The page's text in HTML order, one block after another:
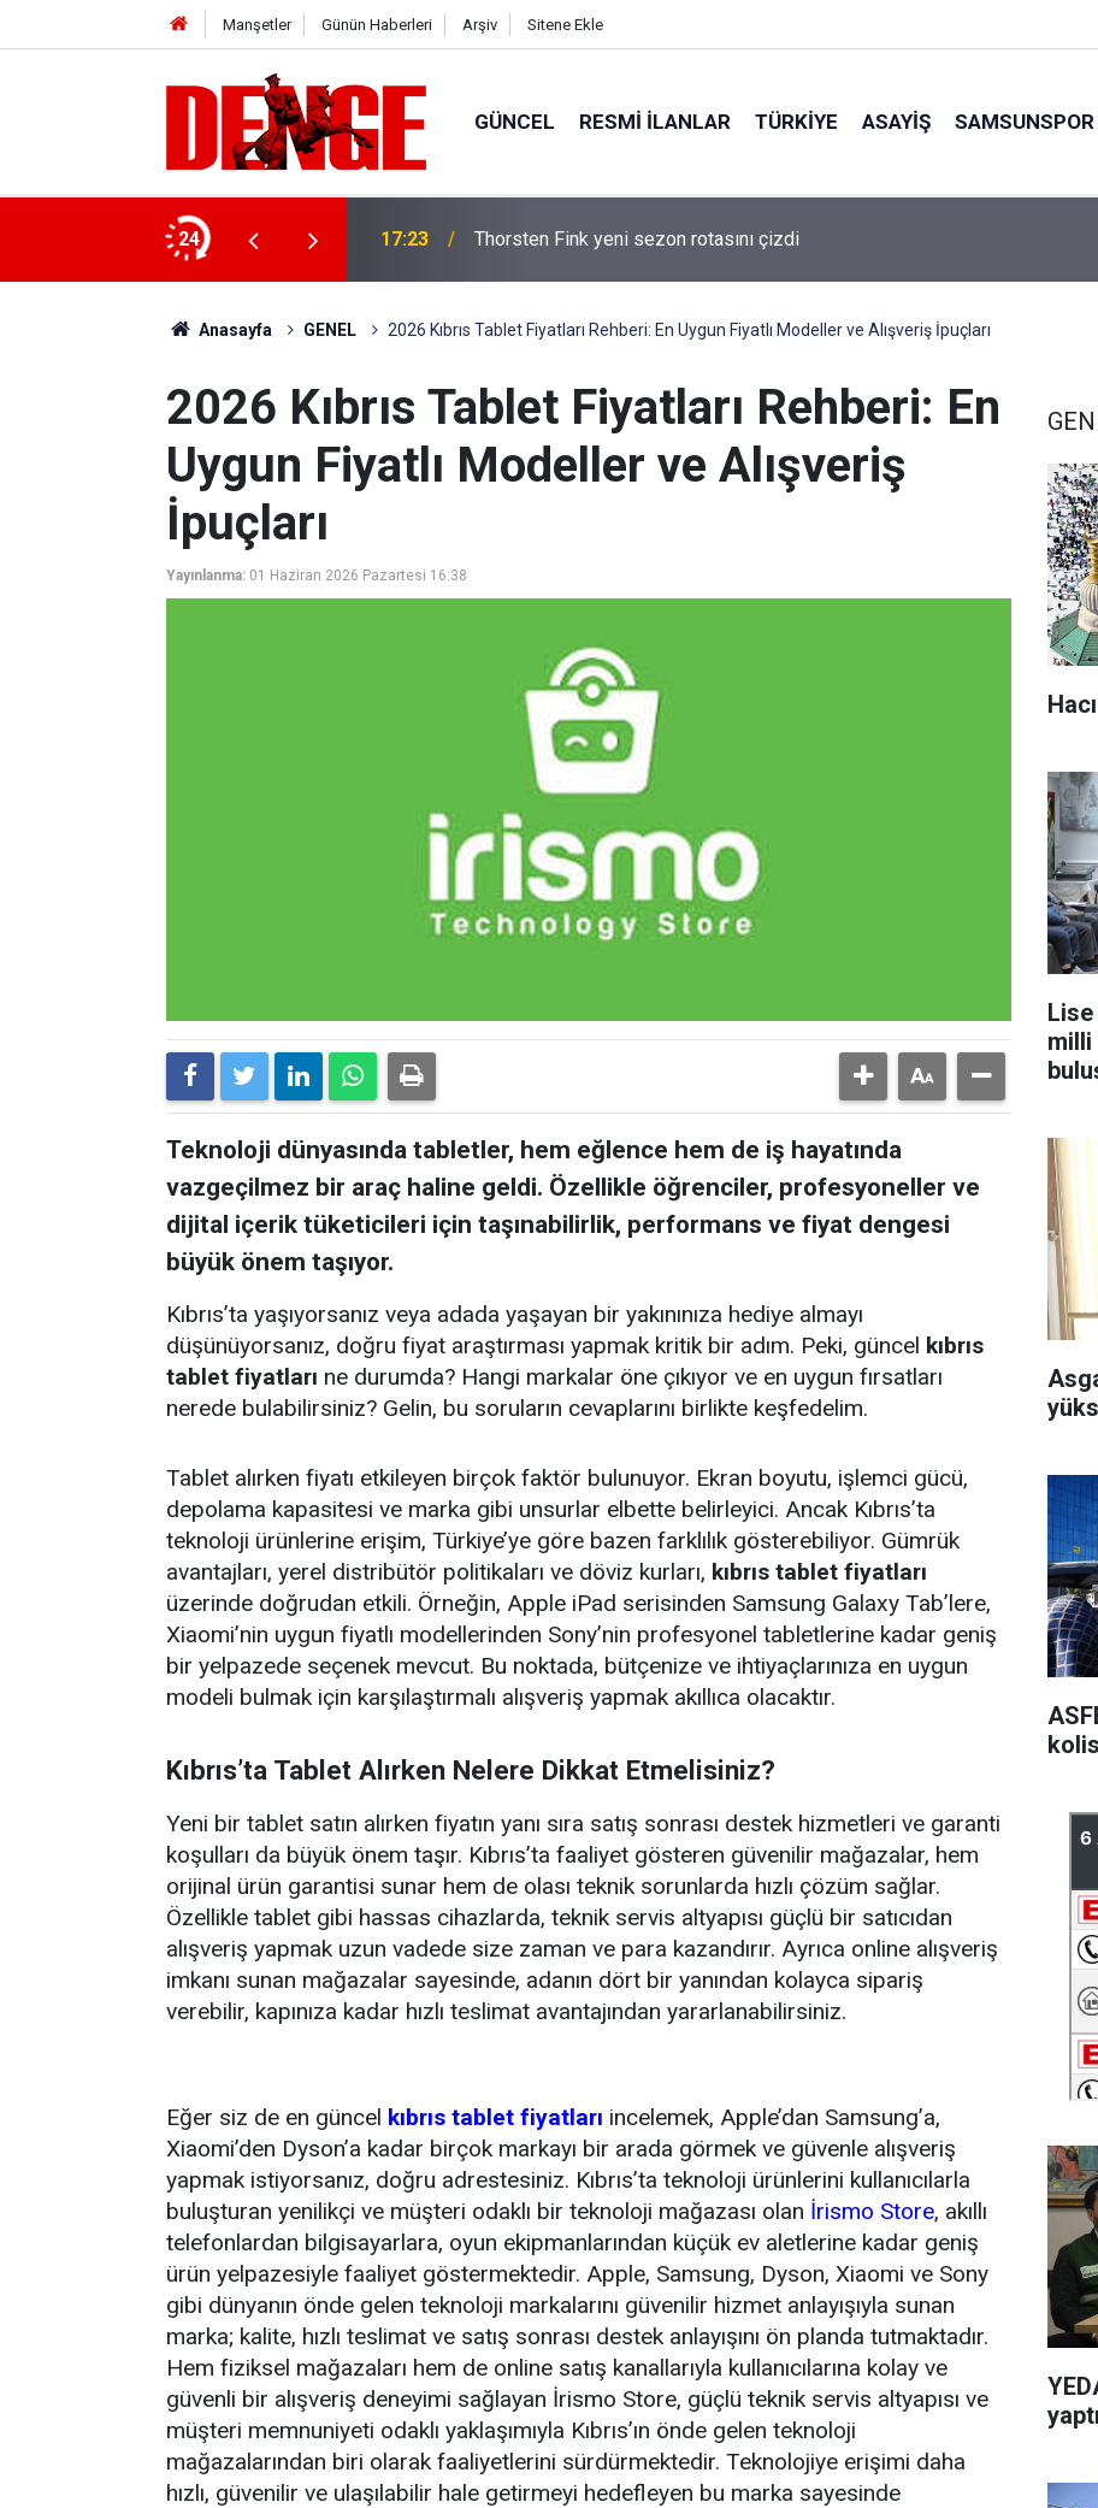
Manşetler Günün Haberleri Arşiv Sitene Ekle
GÜNCEL RESMI İLANLAR TÜRKİYE ASAYİŞ SAMSUNSPOR
24 17:23 Thorsten Fink yeni sezon rotasını çizdi
Anasayfa GENEL 2026 Kıbrıs Tablet Fiyatları Rehberi: En Uygun Fiyatlı Modeller ve Alışveriş İpuçları
2026 Kıbrıs Tablet Fiyatları Rehberi: En
Uygun Fiyatlı Modeller ve Alışveriş
İpuçları
Yayınlanma: 01 Haziran 2026 Pazartesi 16:38
Teknoloji dünyasında tabletler, hem eğlence hem de iş hayatında
vazgeçilmez bir araç haline geldi. Özellikle öğrenciler, profesyoneller ve
dijital içerik tüketicileri için taşınabilirlik, performans ve fiyat dengesi
büyük önem taşıyor.
Kıbrıs’ta yaşıyorsanız veya adada yaşayan bir yakınınıza hediye almayı
düşünüyorsanız, doğru fiyat araştırması yapmak kritik bir adım. Peki, güncel kıbrıs
tablet fiyatları ne durumda? Hangi markalar öne çıkıyor ve en uygun fırsatları
nerede bulabilirsiniz? Gelin, bu soruların cevaplarını birlikte keşfedelim.
Tablet alırken fiyatı etkileyen birçok faktör bulunuyor. Ekran boyutu, işlemci gücü,
depolama kapasitesi ve marka gibi unsurlar elbette belirleyici. Ancak Kıbrıs’ta
teknoloji ürünlerine erişim, Türkiye’ye göre bazen farklılık gösterebiliyor. Gümrük
avantajları, yerel distribütör politikaları ve döviz kurları, kıbrıs tablet fiyatları
üzerinde doğrudan etkili. Örneğin, Apple iPad serisinden Samsung Galaxy Tab’lere,
Xiaomi’nin uygun fiyatlı modellerinden Sony’nin profesyonel tabletlerine kadar geniş
bir yelpazede seçenek mevcut. Bu noktada, bütçenize ve ihtiyaçlarınıza en uygun
modeli bulmak için karşılaştırmalı alışveriş yapmak akıllıca olacaktır.
Kıbrıs’ta Tablet Alırken Nelere Dikkat Etmelisiniz?
Yeni bir tablet satın alırken fiyatın yanı sıra satış sonrası destek hizmetleri ve garanti
koşulları da büyük önem taşır. Kıbrıs’ta faaliyet gösteren güvenilir mağazalar, hem
orijinal ürün garantisi sunar hem de olası teknik sorunlarda hızlı çözüm sağlar.
Özellikle tablet gibi hassas cihazlarda, teknik servis altyapısı güçlü bir satıcıdan
alışveriş yapmak uzun vadede size zaman ve para kazandırır. Ayrıca online alışveriş
imkanı sunan mağazalar sayesinde, adanın dört bir yanından kolayca sipariş
verebilir, kapınıza kadar hızlı teslimat avantajından yararlanabilirsiniz.
Eğer siz de en güncel kıbrıs tablet fiyatları incelemek, Apple’dan Samsung’a,
Xiaomi’den Dyson’a kadar birçok markayı bir arada görmek ve güvenle alışveriş
yapmak istiyorsanız, doğru adrestesiniz. Kıbrıs’ta teknoloji ürünlerini kullanıcılarla
buluşturan yenilikçi ve müşteri odaklı bir teknoloji mağazası olan İrismo Store, akıllı
telefonlardan bilgisayarlara, oyun ekipmanlarından küçük ev aletlerine kadar geniş
ürün yelpazesiyle faaliyet göstermektedir. Apple, Samsung, Dyson, Xiaomi ve Sony
gibi dünyanın önde gelen teknoloji markalarını güvenilir hizmet anlayışıyla sunan
marka; kalite, hızlı teslimat ve satış sonrası destek anlayışını ön planda tutmaktadır.
Hem fiziksel mağazaları hem de online satış kanallarıyla kullanıcılarına kolay ve
güvenli bir alışveriş deneyimi sağlayan İrismo Store, güçlü teknik servis altyapısı ve
müşteri memnuniyeti odaklı yaklaşımıyla Kıbrıs’ın önde gelen teknoloji
mağazalarından biri olarak faaliyetlerini sürdürmektedir. Teknolojiye erişimi daha
hızlı, güvenilir ve ulaşılabilir hale getirmeyi hedefleyen bu marka sayesinde
milli
yaptı